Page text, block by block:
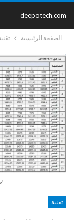
deepotech.com
الصفحة الرئيسية
تقنية